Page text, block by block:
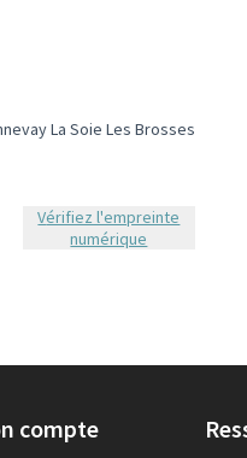
de la catégorie : Réalisé
les résultats pour le secteur :
La Soie Les Brosses
Vérifiez l'empreinte
numérique
compte